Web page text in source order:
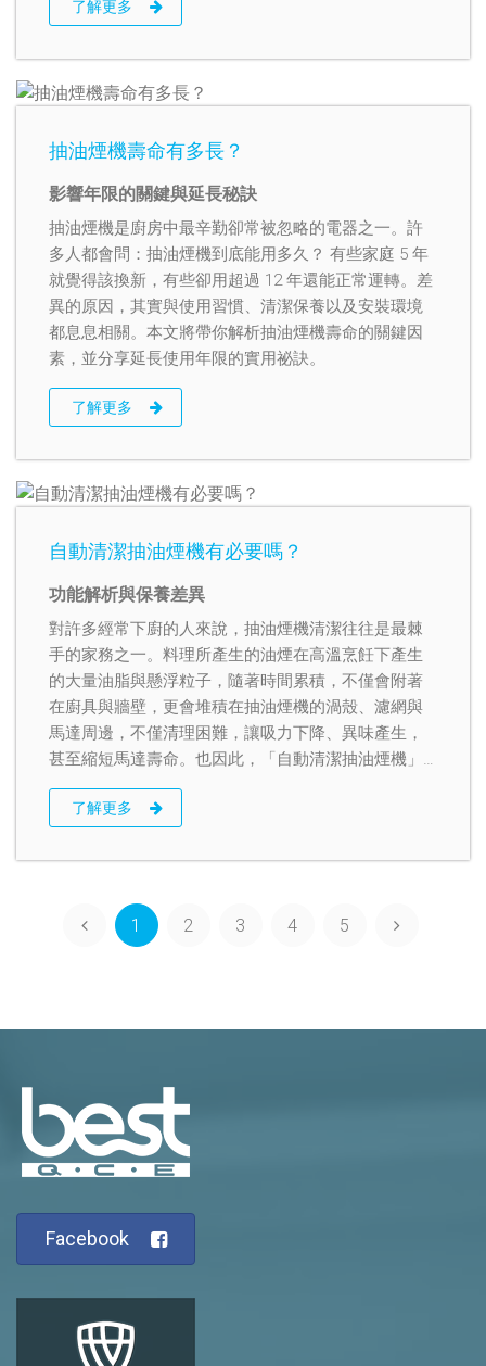
了解更多
抽油煙機壽命有多長？
影響年限的關鍵與延長秘訣
抽油煙機是廚房中最辛勤卻常被忽略的電器之一。許
多人都會問：抽油煙機到底能用多久？ 有些家庭 5 年
就覺得該換新，有些卻用超過 12 年還能正常運轉。差
異的原因，其實與使用習慣、清潔保養以及安裝環境
都息息相關。本文將帶你解析抽油煙機壽命的關鍵因
素，並分享延長使用年限的實用祕訣。
了解更多
自動清潔抽油煙機有必要嗎？
功能解析與保養差異
對許多經常下廚的人來說，抽油煙機清潔往往是最棘
手的家務之一。料理所產生的油煙在高溫烹飪下產生
的大量油脂與懸浮粒子，隨著時間累積，不僅會附著
在廚具與牆壁，更會堆積在抽油煙機的渦殼、濾網與
馬達周邊，不僅清理困難，讓吸力下降、異味產生，
甚至縮短馬達壽命。也因此，「自動清潔抽油煙機」
近年來成為消費者熱議的功能。
了解更多
1 2 3 4 5
Facebook